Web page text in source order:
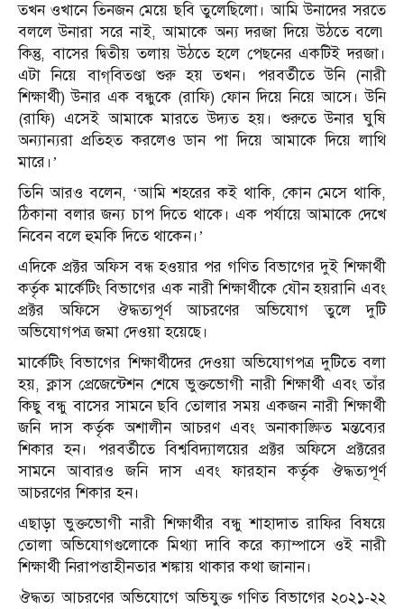
তখন ওখানে তিনজন মেয়ে ছবি তুলেছিলো। আমি উনাদের সরতে
বললে উনারা সরে নাই, আমাকে অন্য দরজা দিয়ে উঠতে বলে৷
কিন্তু, বাসের দ্বিতীয় তলায় উঠতে হলে পেছনের একটিই দরজা।
এটা নিয়ে বাগ্‌বিতণ্ডা শুরু হয় তখন। পরবর্তীতে উনি (নারী
শিক্ষার্থী) উনার এক বন্ধুকে (রাফি) ফোন দিয়ে নিয়ে আসে। উনি
(রাফি) এসেই আমাকে মারতে উদ্যত হয়। শুরুতে উনার ঘুষি
অন্যান্যরা প্রতিহত করলেও ডান পা দিয়ে আমাকে দিয়ে লাথি
মারে।’
তিনি আরও বলেন, ‘আমি শহরের কই থাকি, কোন মেসে থাকি,
ঠিকানা বলার জন্য চাপ দিতে থাকে। এক পর্যায়ে আমাকে দেখে
নিবেন বলে হুমকি দিতে থাকেন।’
এদিকে প্রক্টর অফিস বন্ধ হওয়ার পর গণিত বিভাগের দুই শিক্ষার্থী
কর্তৃক মার্কেটিং বিভাগের এক নারী শিক্ষার্থীকে যৌন হয়রানি এবং
প্রক্টর অফিসে ঔদ্ধত্যপূর্ণ আচরণের অভিযোগ তুলে দুটি
অভিযোগপত্র জমা দেওয়া হয়েছে।
মার্কেটিং বিভাগের শিক্ষার্থীদের দেওয়া অভিযোগপত্র দুটিতে বলা
হয়, ক্লাস প্রেজেন্টেশন শেষে ভুক্তভোগী নারী শিক্ষার্থী এবং তাঁর
কিছু বন্ধু বাসের সামনে ছবি তোলার সময় একজন নারী শিক্ষার্থী
জনি দাস কর্তৃক অশালীন আচরণ এবং অনাকাঙ্ক্ষিত মন্তব্যের
শিকার হন। পরবর্তীতে বিশ্ববিদ্যালয়ের প্রক্টর অফিসে প্রক্টরের
সামনে আবারও জনি দাস এবং ফারহান কর্তৃক ঔদ্ধত্যপূর্ণ
আচরণের শিকার হন।
এছাড়া ভুক্তভোগী নারী শিক্ষার্থীর বন্ধু শাহাদাত রাফির বিষয়ে
তোলা অভিযোগগুলোকে মিথ্যা দাবি করে ক্যাম্পাসে ওই নারী
শিক্ষার্থী নিরাপত্তাহীনতার শঙ্কায় থাকার কথা জানান।
ঔদ্ধত্য আচরণের অভিযোগে অভিযুক্ত গণিত বিভাগের ২০২১-২২